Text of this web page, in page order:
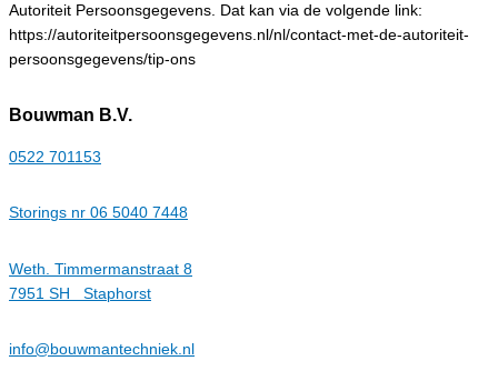
Autoriteit Persoonsgegevens. Dat kan via de volgende link:
https://autoriteitpersoonsgegevens.nl/nl/contact-met-de-autoriteit-
persoonsgegevens/tip-ons
Bouwman B.V.
0522 701153
Storings nr 06 5040 7448
Weth. Timmermanstraat 8
7951 SH Staphorst
info@bouwmantechniek.nl